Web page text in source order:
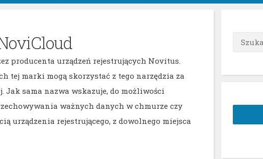
producenta urządzeń rejestrujących Novitus.
tej marki mogą skorzystać z tego narzędzia za
sama nazwa wskazuje, do możliwości
ważnych danych w chmurze czy
urządzenia rejestrującego, z dowolnego miejsca